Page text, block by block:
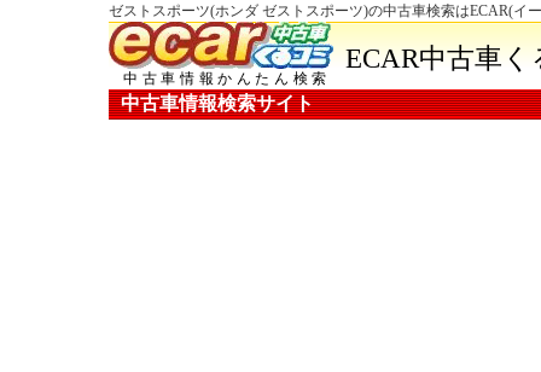
ゼストスポーツ(ホンダ ゼストスポーツ)の中古車検索はECAR(イ
中古車情報かんたん検索
ECAR中古車
中古車情報検索サイト